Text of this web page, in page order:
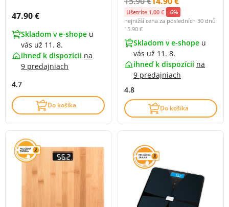
Cena s DPH:
47.90 €
Skladom v e-shope u
vás už 11. 8.
ihneď k dispozícii na
9 predajniach
4.7
Do košíka
Ušetríte 1.00 € -6%
nejnižší cena za posledních 30 dnů
15.90 €
Skladom v e-shope u
vás už 11. 8.
ihneď k dispozícii na
9 predajniach
4.8
Do košíka